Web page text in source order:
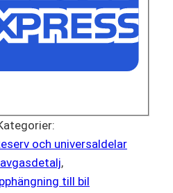
och universaldelar
avgasdetalj,
till bil